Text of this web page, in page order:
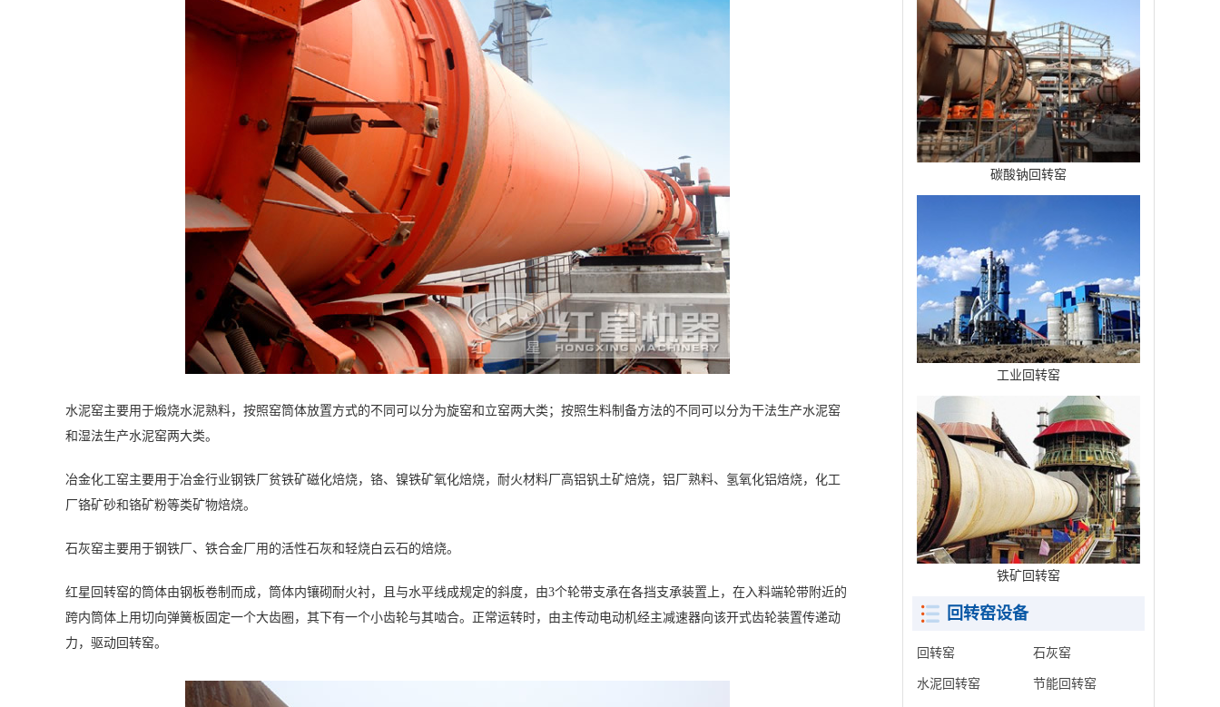
水泥窑主要用于煅烧水泥熟料，按照窑筒体放置方式的不同可以分为旋窑和立窑两大类；按照生料制备方法的不同可以分为干法生产水泥窑
和湿法生产水泥窑两大类。
冶金化工窑主要用于冶金行业钢铁厂贫铁矿磁化焙烧，铬、镍铁矿氧化焙烧，耐火材料厂高铝钒土矿焙烧，铝厂熟料、氢氧化铝焙烧，化工
厂铬矿砂和铬矿粉等类矿物焙烧。
石灰窑主要用于钢铁厂、铁合金厂用的活性石灰和轻烧白云石的焙烧。
红星回转窑的筒体由钢板卷制而成，筒体内镶砌耐火衬，且与水平线成规定的斜度，由3个轮带支承在各挡支承装置上，在入料端轮带附近的
跨内筒体上用切向弹簧板固定一个大齿圈，其下有一个小齿轮与其啮合。正常运转时，由主传动电动机经主减速器向该开式齿轮装置传递动
力，驱动回转窑。
碳酸钠回转窑
工业回转窑
铁矿回转窑
回转窑设备
回转窑 石灰窑
水泥回转窑 节能回转窑